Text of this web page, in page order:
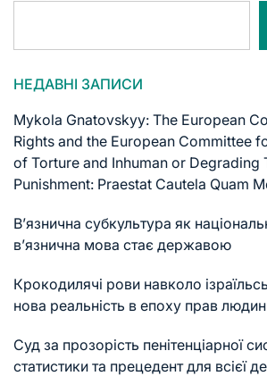
НЕДАВНІ ЗАПИСИ
Mykola Gnatovskyy: The European
Rights and the European Committee
of Torture and Inhuman or Degrading
Punishment: Praestat Cautela Quam
В’язнична субкультура як
в’язнична мова стає державою
Крокодилячі рови навколо
нова реальність в епоху прав
Суд за прозорість пенітенціарної
статистики та прецедент для всієї